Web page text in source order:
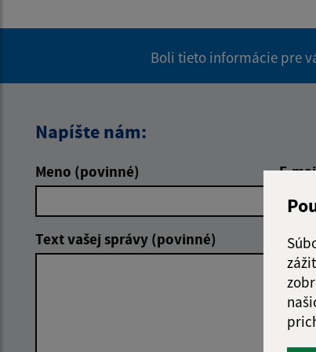
Boli tieto informácie pre
Napíšte nám:
Meno (povinné) E-
Text vašej správy (povinné)